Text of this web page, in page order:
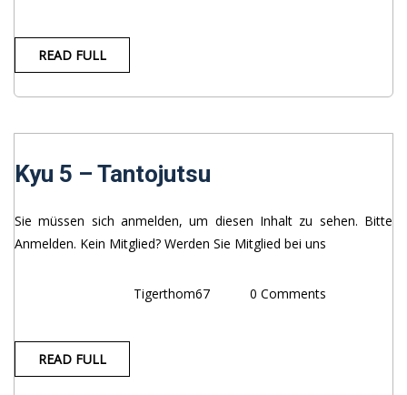
READ FULL
Kyu 5 – Tantojutsu
Sie müssen sich anmelden, um diesen Inhalt zu sehen. Bitte
Anmelden. Kein Mitglied? Werden Sie Mitglied bei uns
Tigerthom67 0 Comments
READ FULL